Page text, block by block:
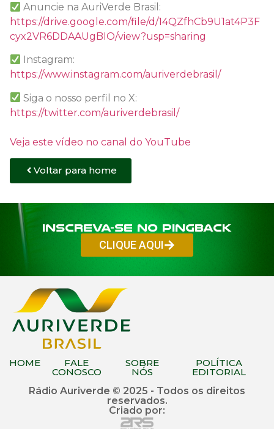
Anuncie na AuriVerde Brasil:
https://drive.google.com/file/d/14QZfhCb9U1at4P3F
cyx2VR6DDAAUgBIO/view?usp=sharing
Instagram:
https://www.instagram.com/auriverdebrasil/
Siga o nosso perfil no X:
https://twitter.com/auriverdebrasil/
Veja este vídeo no canal do YouTube
Voltar para home
Inscreva-se no PINGBACK
CLIQUE AQUI
HOME FALE
CONOSCO
SOBRE
NÓS
POLÍTICA
EDITORIAL
Rádio Auriverde © 2025 - Todos os direitos
reservados.
Criado por: